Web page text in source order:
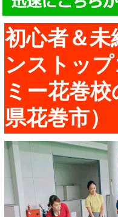
初心者＆未
ンストッ
ミー花巻
県花巻市）